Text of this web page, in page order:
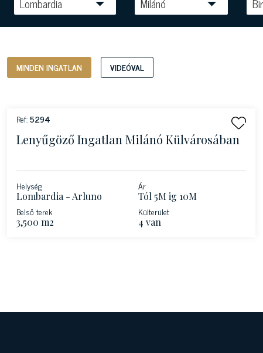
Lombardia Milánó
MINDEN INGATLAN VIDEÓVAL
Ref:5294
Lenyűgöző Ingatlan Milánó Külvárosában
Helység
Lombardia - Arluno
Ár
Tól 5M ig 10M
Belső terek
3,500 m2
Külterület
4 van